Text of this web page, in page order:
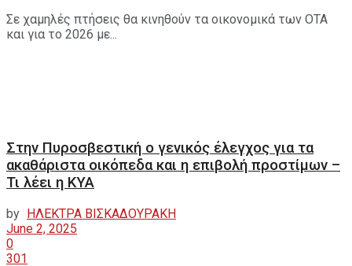
Σε χαμηλές πτήσεις θα κινηθούν τα οικονομικά των ΟΤΑ
και για το 2026 με...
Στην Πυροσβεστική ο γενικός έλεγχος για τα
ακαθάριστα οικόπεδα και η επιβολή προστίμων –
Τι λέει η ΚΥΑ
by ΗΛΕΚΤΡΑ ΒΙΣΚΑΔΟΥΡΑΚΗ
June 2, 2025
0
301